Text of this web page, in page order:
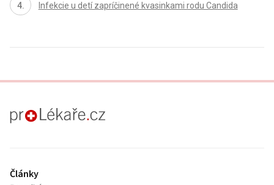
Infekcie u detí zapríčinené kvasinkami rodu Candida
proLékaře.cz
Články